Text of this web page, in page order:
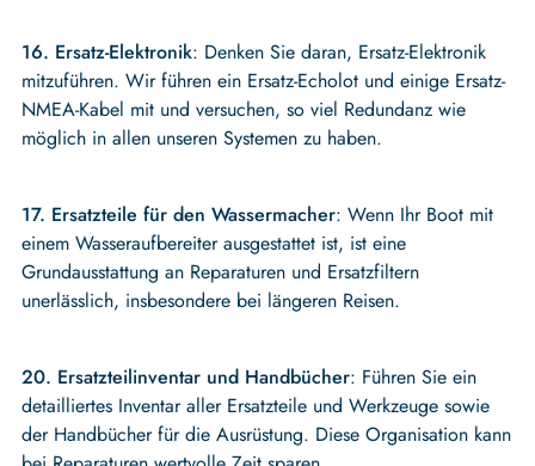
16. Ersatz-Elektronik: Denken Sie daran, Ersatz-Elektronik
mitzuführen. Wir führen ein Ersatz-Echolot und einige Ersatz-
NMEA-Kabel mit und versuchen, so viel Redundanz wie
möglich in allen unseren Systemen zu haben.
17. Ersatzteile für den Wassermacher: Wenn Ihr Boot mit
einem Wasseraufbereiter ausgestattet ist, ist eine
Grundausstattung an Reparaturen und Ersatzfiltern
unerlässlich, insbesondere bei längeren Reisen.
20. Ersatzteilinventar und Handbücher: Führen Sie ein
detailliertes Inventar aller Ersatzteile und Werkzeuge sowie
der Handbücher für die Ausrüstung. Diese Organisation kann